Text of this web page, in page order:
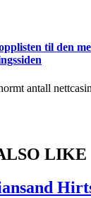
til den
antall
LIKE